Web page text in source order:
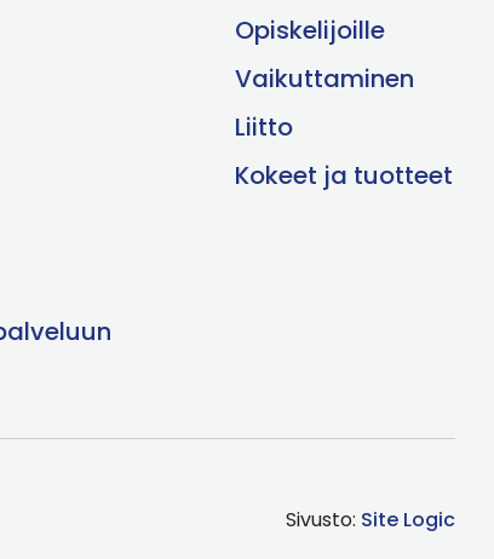
Opiskelijoille
Vaikuttaminen
Liitto
Kokeet ja tuotteet
Sivusto: Site Logic